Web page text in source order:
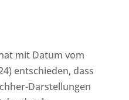
mit Datum vom
entschieden, dass
Darstellungen